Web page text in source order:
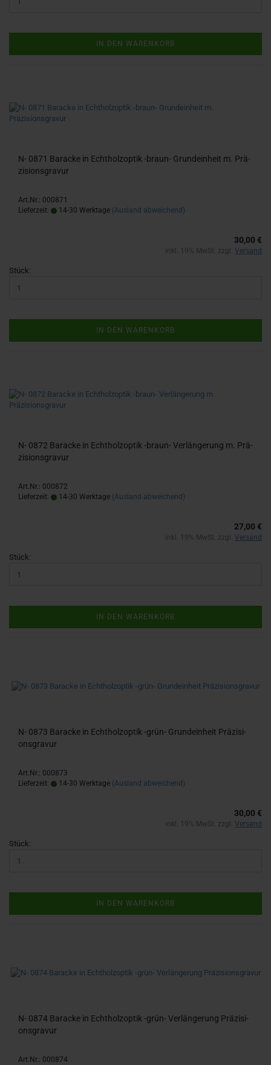
IN DEN WARENKORB
N- 0871 Ba­ra­cke in Echt­holz­op­tik -​braun-​ Grund­ein­heit m. Prä­
zi­si­ons­gra­vur
Art.Nr.: 000871
Lieferzeit:
14-30 Werktage (Ausland abweichend)
30,00 €
inkl. 19% MwSt. zzgl. Versand
Stück:
IN DEN WARENKORB
N- 0872 Ba­ra­cke in Echt­holz­op­tik -​braun-​ Ver­län­ge­rung m. Prä­
zi­si­ons­gra­vur
Art.Nr.: 000872
Lieferzeit:
14-30 Werktage (Ausland abweichend)
27,00 €
inkl. 19% MwSt. zzgl. Versand
Stück:
IN DEN WARENKORB
N- 0873 Ba­ra­cke in Echt­holz­op­tik -​grün- Grund­ein­heit Prä­zi­si­
ons­gra­vur
Art.Nr.: 000873
Lieferzeit:
14-30 Werktage (Ausland abweichend)
30,00 €
inkl. 19% MwSt. zzgl. Versand
Stück:
IN DEN WARENKORB
N- 0874 Ba­ra­cke in Echt­holz­op­tik -​grün- Ver­län­ge­rung Prä­zi­si­
ons­gra­vur
Art.Nr.: 000874